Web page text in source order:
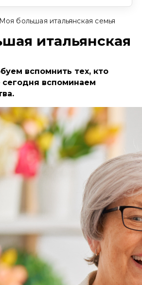
Моя большая итальянская семья
итальянская
вспомнить тех, кто
вспоминаем